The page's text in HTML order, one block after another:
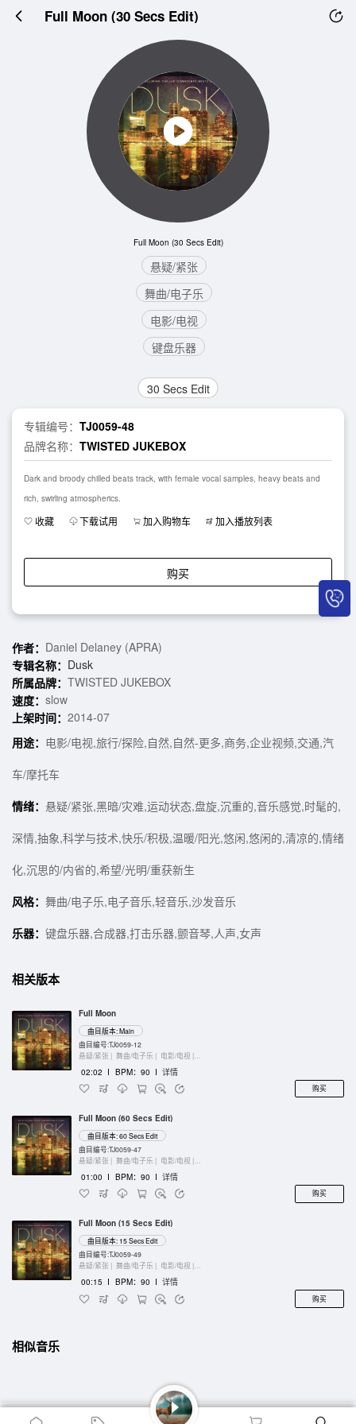
Full Moon (30 Secs Edit)
Full Moon (30 Secs Edit)
悬疑/紧张
舞曲/电子乐
电影/电视
键盘乐器
30 Secs Edit
专辑编号： TJ0059-48
品牌名称： TWISTED JUKEBOX
Dark and broody chilled beats track, with female vocal samples, heavy beats and
rich, swirling atmospherics.
收藏 下载试用 加入购物车 加入播放列表
购买
作者： Daniel Delaney (APRA)
专辑名称： Dusk
所属品牌： TWISTED JUKEBOX
速度： slow
上架时间： 2014-07
用途： 电影/电视,旅行/探险,自然,自然-更多,商务,企业视频,交通,汽
车/摩托车
情绪： 悬疑/紧张,黑暗/灾难,运动状态,盘旋,沉重的,音乐感觉,时髦的,
深情,抽象,科学与技术,快乐/积极,温暖/阳光,悠闲,悠闲的,清凉的,情绪
化,沉思的/内省的,希望/光明/重获新生
风格： 舞曲/电子乐,电子音乐,轻音乐,沙发音乐
乐器： 键盘乐器,合成器,打击乐器,颤音琴,人声,女声
相关版本
Full Moon
曲目版本: Main
曲目编号:TJ0059-12
悬疑/紧张 | 舞曲/电子乐 | 电影/电视 |
02:02 I BPM：90 I 详情
购买
Full Moon (60 Secs Edit)
曲目版本: 60 Secs Edit
曲目编号:TJ0059-47
悬疑/紧张 | 舞曲/电子乐 | 电影/电视 |
01:00 I BPM：90 I 详情
购买
Full Moon (15 Secs Edit)
曲目版本: 15 Secs Edit
曲目编号:TJ0059-49
悬疑/紧张 | 舞曲/电子乐 | 电影/电视 |
00:15 I BPM：90 I 详情
购买
相似音乐